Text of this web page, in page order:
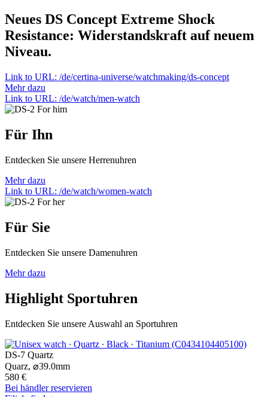
Neues DS Concept Extreme Shock
Resistance: Widerstandskraft auf neuem
Niveau.
Link to URL: /de/certina-universe/watchmaking/ds-concept
Mehr dazu
Link to URL: /de/watch/men-watch
Für Ihn
Entdecken Sie unsere Herrenuhren
Mehr dazu
Link to URL: /de/watch/women-watch
Für Sie
Entdecken Sie unsere Damenuhren
Mehr dazu
Highlight Sportuhren
Entdecken Sie unsere Auswahl an Sportuhren
DS-7 Quartz
Quarz, ⌀39.0mm
580 €
Bei händler reservieren